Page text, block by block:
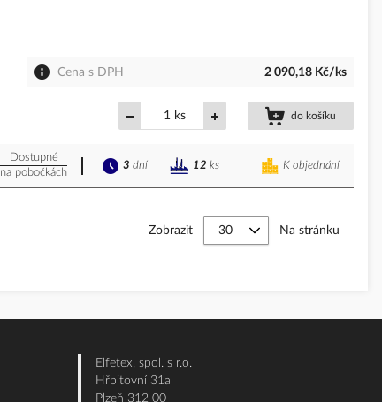
Cena s DPH 2 090,18 Kč/ks
ks do košíku
Dostupné
na pobočkách
K objednání
3 dní 12 ks
Zobrazit Na stránku
Elfetex, spol. s r.o.
Hřbitovní 31a
Plzeň 312 00